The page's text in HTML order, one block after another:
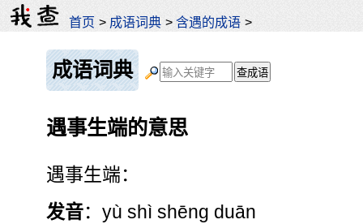
首页 > 成语词典 >含遇的成语 >
成语词典
遇事生端的意思
遇事生端：
发音：yù shì shēng duān